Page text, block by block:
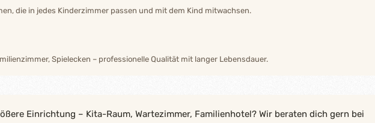
die in jedes Kinderzimmer passen und mit dem Kind mitwachsen.
Spielecken – professionelle Qualität mit langer Lebensdauer.
Einrichtung – Kita-Raum, Wartezimmer, Familienhotel? Wir beraten dich gern bei